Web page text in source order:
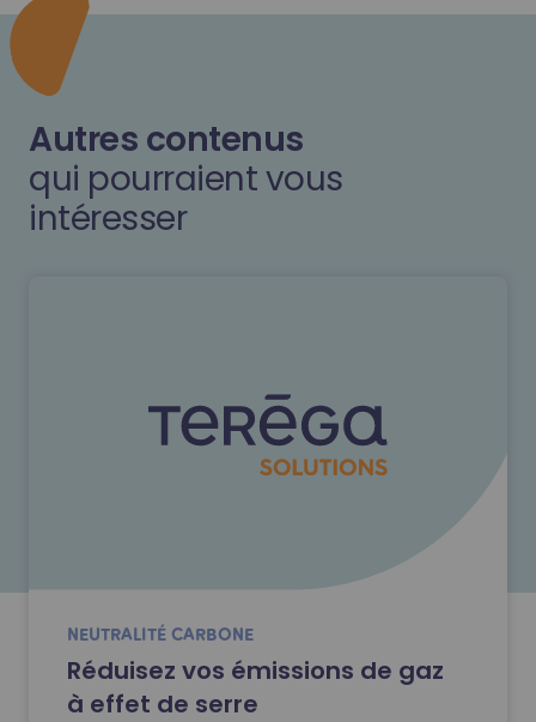
Autres contenus
qui pourraient vous
intéresser
NEUTRALITÉ CARBONE
Réduisez vos émissions de gaz
à effet de serre